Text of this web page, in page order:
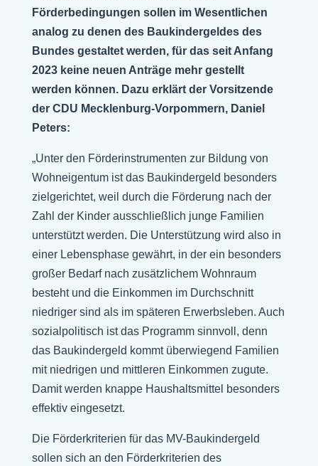
Förderbedingungen sollen im Wesentlichen
analog zu denen des Baukindergeldes des
Bundes gestaltet werden, für das seit Anfang
2023 keine neuen Anträge mehr gestellt
werden können. Dazu erklärt der Vorsitzende
der CDU Mecklenburg-Vorpommern, Daniel
Peters:
„Unter den Förderinstrumenten zur Bildung von
Wohneigentum ist das Baukindergeld besonders
zielgerichtet, weil durch die Förderung nach der
Zahl der Kinder ausschließlich junge Familien
unterstützt werden. Die Unterstützung wird also in
einer Lebensphase gewährt, in der ein besonders
großer Bedarf nach zusätzlichem Wohnraum
besteht und die Einkommen im Durchschnitt
niedriger sind als im späteren Erwerbsleben. Auch
sozialpolitisch ist das Programm sinnvoll, denn
das Baukindergeld kommt überwiegend Familien
mit niedrigen und mittleren Einkommen zugute.
Damit werden knappe Haushaltsmittel besonders
effektiv eingesetzt.
Die Förderkriterien für das MV-Baukindergeld
sollen sich an den Förderkriterien des